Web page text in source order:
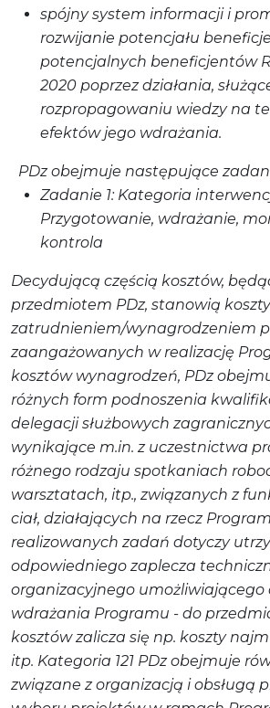
spójny system informacji i
rozwijanie potencjału
potencjalnych beneficjentów
2020 poprzez działania,
rozpropagowaniu wiedzy na
efektów jego wdrażania.
PDz obejmuje następujące
Zadanie 1: Kategoria
Przygotowanie, wdrażanie,
kontrola
Decydującą częścią kosztów,
przedmiotem PDz, stanowią
zatrudnieniem/wynagrodzeniem
zaangażowanych w realizację
kosztów wynagrodzeń, PDz
różnych form podnoszenia
delegacji służbowych
wynikające m.in. z uczestnictwa
różnego rodzaju spotkaniach
warsztatach, itp., związanych z
ciał, działających na rzecz
realizowanych zadań dotyczy
odpowiedniego zaplecza
organizacyjnego umożliwiającego
wdrażania Programu - do
kosztów zalicza się np. koszty
itp. Kategoria 121 PDz obejmuje
związane z organizacją i obsługą